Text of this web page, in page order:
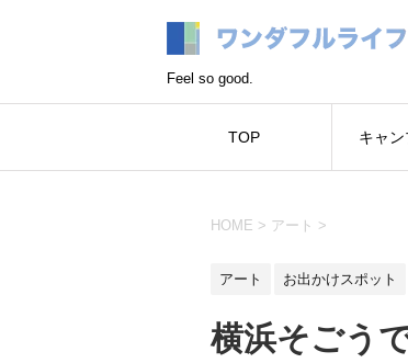
Feel so good.
TOP キャン
HOME > アート >
アート お出かけスポット
横浜そごう